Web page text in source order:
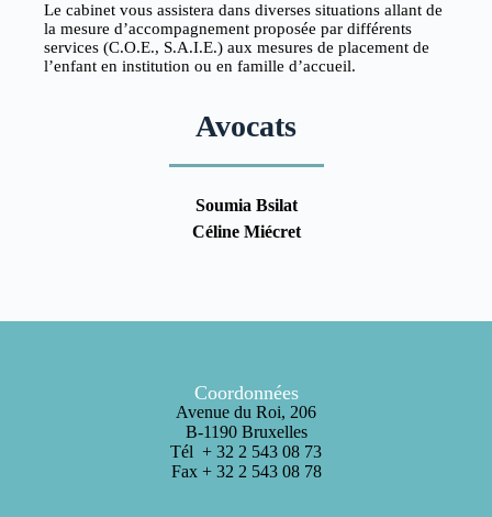
Le cabinet vous assistera dans diverses situations allant de
la mesure d’accompagnement proposée par différents
services (C.O.E., S.A.I.E.) aux mesures de placement de
l’enfant en institution ou en famille d’accueil.
Avocats
Soumia Bsilat
Céline Miécret
Coordonnées
Avenue du Roi, 206
B-1190 Bruxelles
Tél + 32 2 543 08 73
Fax + 32 2 543 08 78